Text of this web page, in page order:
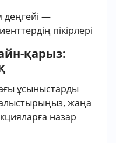
деңгейі —
пікірлері
қарыз:
ұсыныстарды
жаңа
назар